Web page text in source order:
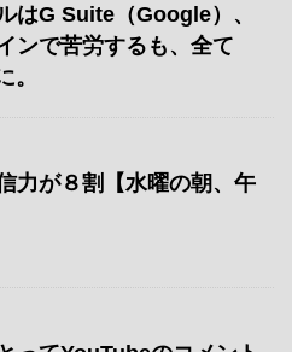
はG Suite（Google）、
ンで苦労するも、全て
。
力が８割【水曜の朝、午